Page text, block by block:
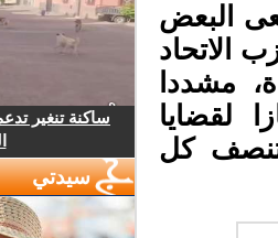
البعض
الاتحاد
مشددا
لقضايا
كل
ساكنة تنغير
سيدتي